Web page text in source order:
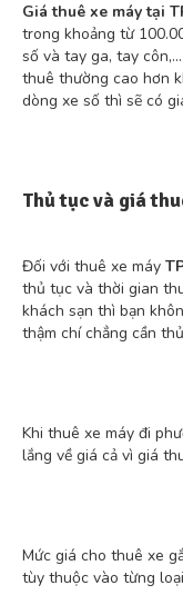
Giá thuê xe máy tại
trong khoảng từ
số và tay ga, tay
thuê thường cao hơn
dòng xe số thì sẽ có
Thủ tục và giá
Đối với thuê xe máy
thủ tục và thời gian
khách sạn thì bạn
thậm chí chẳng cần
Khi thuê xe máy đi
lắng về giá cả vì giá
Mức giá cho thuê xe
tùy thuộc vào từng